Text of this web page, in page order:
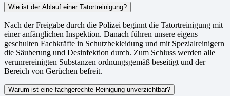
Wie ist der Ablauf einer Tatortreinigung?
Nach der Freigabe durch die Polizei beginnt die Tatortreinigung mit
einer anfänglichen Inspektion. Danach führen unsere eigens
geschulten Fachkräfte in Schutzbekleidung und mit Spezialreinigern
die Säuberung und Desinfektion durch. Zum Schluss werden alle
verunrereinigten Substanzen ordnungsgemäß beseitigt und der
Bereich von Gerüchen befreit.
Warum ist eine fachgerechte Reinigung unverzichtbar?